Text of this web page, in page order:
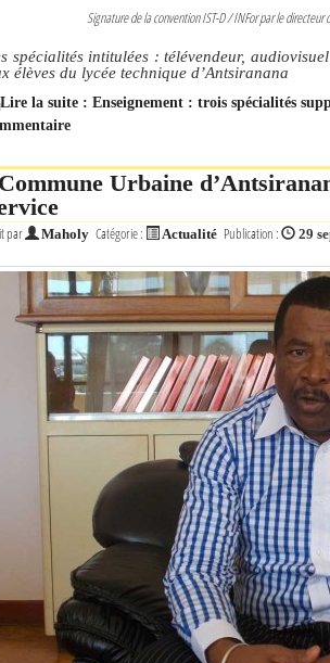
Signature de la convention IST-D / INFor par le directeur
spécialités intitulées : télévendeur,
élèves du lycée technique d’Antsiranana
Lire la suite : Enseignement : trois spécialités
Commune Urbaine
par Maholy Catégorie : Actualité Publication : 29